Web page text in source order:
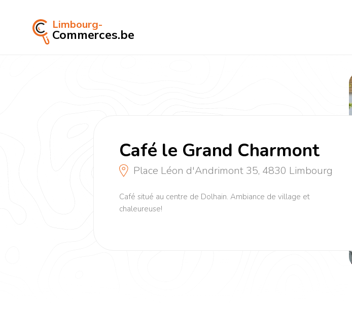
Limbourg-
Commerces.be
Café le Grand Charmont
Place Léon d'Andrimont 35, 4830 Limbourg
Café situé au centre de Dolhain. Ambiance de village et
chaleureuse!